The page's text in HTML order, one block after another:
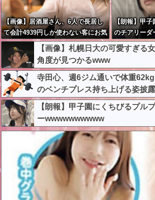
【画像】居酒屋さん、6人で長居し
て会計4939円しか使わない客にお気
持ち表明してしまう←コレどっちが
悪いんや？？？？？？
【朗報】甲子
のチアリー
【画像】札幌日大の可愛すぎる
角度が見つかるwww
寺田心、週6ジム通いで体重
のベンチプレス持ち上げる姿披露
【朗報】甲子園にくちびるプル
ーwwwwwwwwww